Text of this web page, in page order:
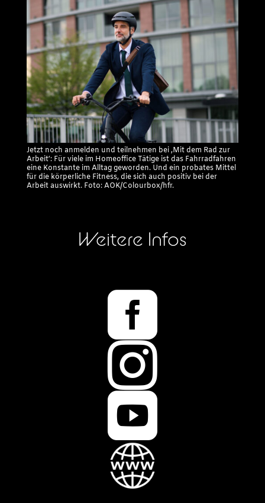
Jetzt noch anmelden und teilnehmen bei ‚Mit dem Rad zur
Arbeit‘: Für viele im Homeoffice Tätige ist das Fahrradfahren
eine Konstante im Alltag geworden. Und ein probates Mittel
für die körperliche Fitness, die sich auch positiv bei der
Arbeit auswirkt. Foto: AOK/Colourbox/hfr.
Weitere Infos


